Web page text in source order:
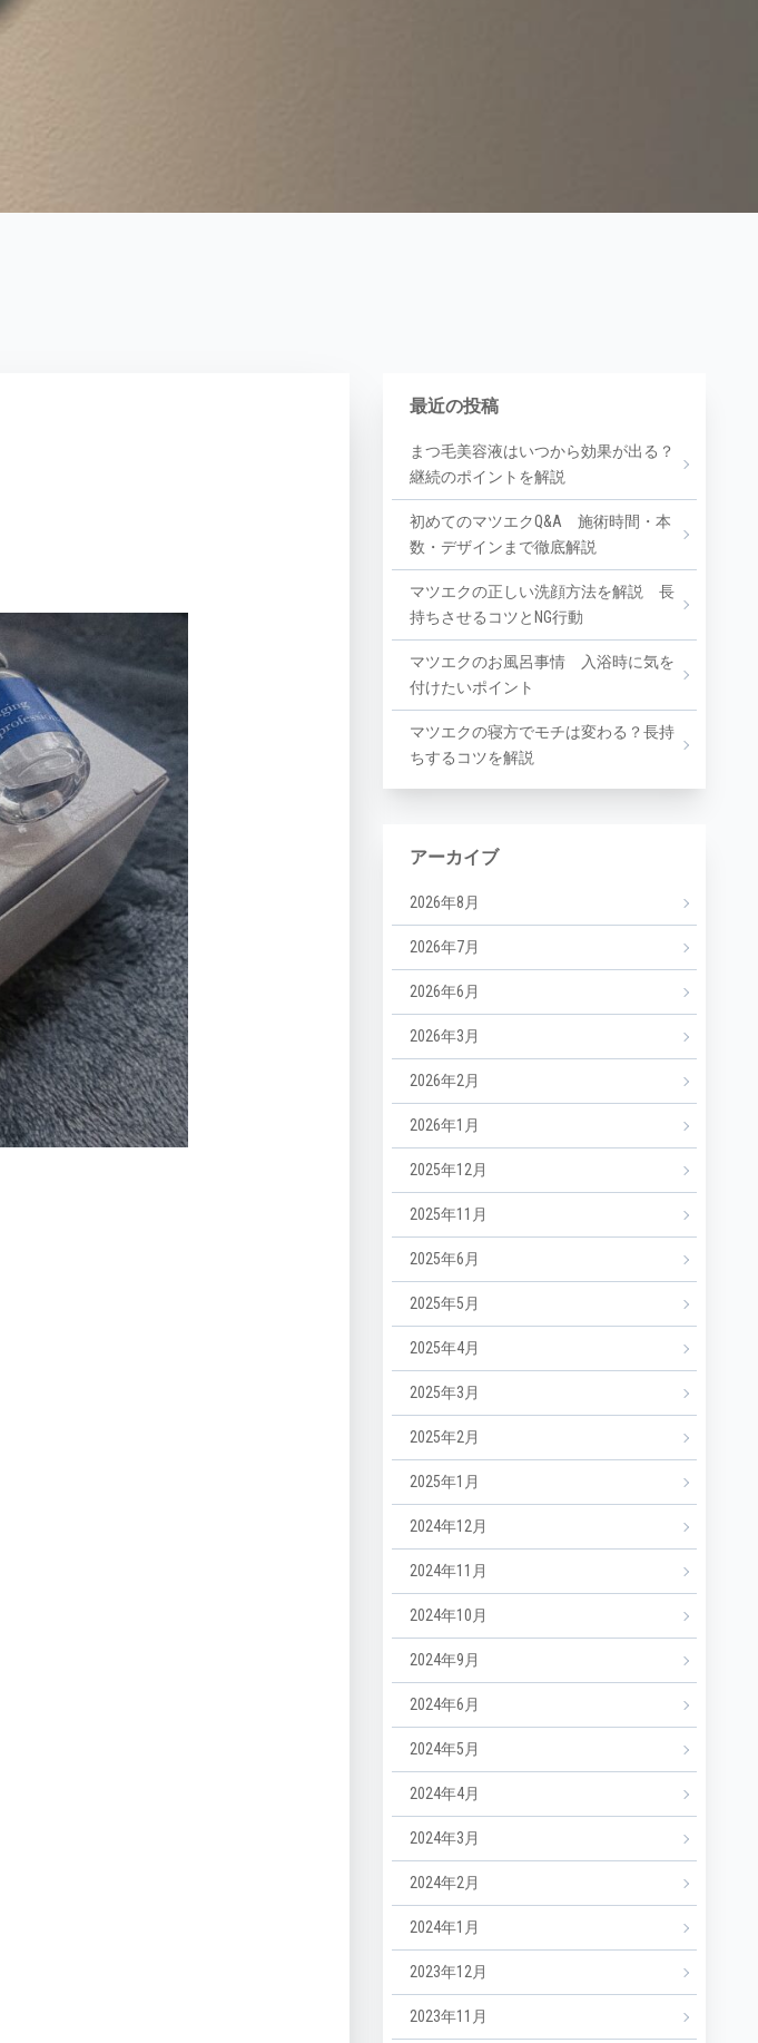
最近の投稿
まつ毛美容液はいつから効果が出る？
継続のポイントを解説
初めてのマツエクQ&A 施術時間・本
数・デザインまで徹底解説
マツエクの正しい洗顔方法を解説 長
持ちさせるコツとNG行動
マツエクのお風呂事情 入浴時に気を
付けたいポイント
マツエクの寝方でモチは変わる？長持
ちするコツを解説
アーカイブ
2026年8月
2026年7月
2026年6月
2026年3月
2026年2月
2026年1月
2025年12月
2025年11月
2025年6月
2025年5月
2025年4月
2025年3月
2025年2月
2025年1月
2024年12月
2024年11月
2024年10月
2024年9月
2024年6月
2024年5月
2024年4月
2024年3月
2024年2月
2024年1月
2023年12月
2023年11月